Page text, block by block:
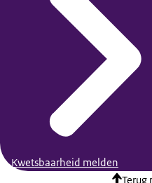
Kwetsbaarheid melden
Terug